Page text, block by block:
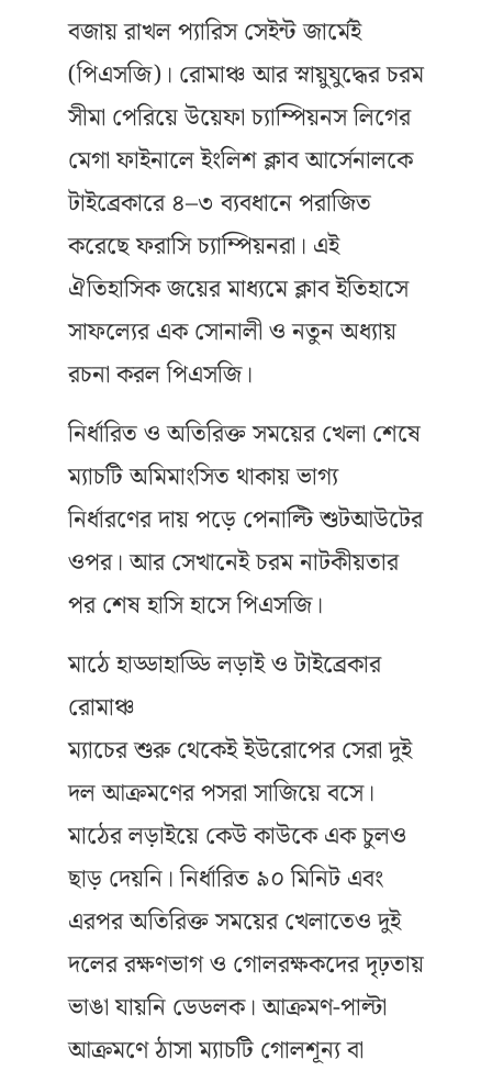
বজায় রাখল প্যারিস সেইন্ট জার্মেই
(পিএসজি)। রোমাঞ্চ আর স্নায়ুযুদ্ধের চরম
সীমা পেরিয়ে উয়েফা চ্যাম্পিয়নস লিগের
মেগা ফাইনালে ইংলিশ ক্লাব আর্সেনালকে
টাইব্রেকারে ৪–৩ ব্যবধানে পরাজিত
করেছে ফরাসি চ্যাম্পিয়নরা। এই
ঐতিহাসিক জয়ের মাধ্যমে ক্লাব ইতিহাসে
সাফল্যের এক সোনালী ও নতুন অধ্যায়
রচনা করল পিএসজি।
নির্ধারিত ও অতিরিক্ত সময়ের খেলা শেষে
ম্যাচটি অমিমাংসিত থাকায় ভাগ্য
নির্ধারণের দায় পড়ে পেনাল্টি শুটআউটের
ওপর। আর সেখানেই চরম নাটকীয়তার
পর শেষ হাসি হাসে পিএসজি।
মাঠে হাড্ডাহাড্ডি লড়াই ও টাইব্রেকার
রোমাঞ্চ
ম্যাচের শুরু থেকেই ইউরোপের সেরা দুই
দল আক্রমণের পসরা সাজিয়ে বসে।
মাঠের লড়াইয়ে কেউ কাউকে এক চুলও
ছাড় দেয়নি। নির্ধারিত ৯০ মিনিট এবং
এরপর অতিরিক্ত সময়ের খেলাতেও দুই
দলের রক্ষণভাগ ও গোলরক্ষকদের দৃঢ়তায়
ভাঙা যায়নি ডেডলক। আক্রমণ-পাল্টা
আক্রমণে ঠাসা ম্যাচটি গোলশূন্য বা